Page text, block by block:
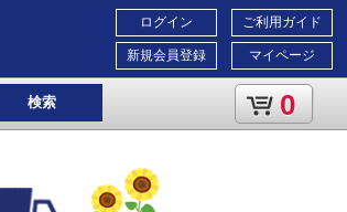
ご利用ガイド
マイページ
ログイン
新規会員登録
検索 0